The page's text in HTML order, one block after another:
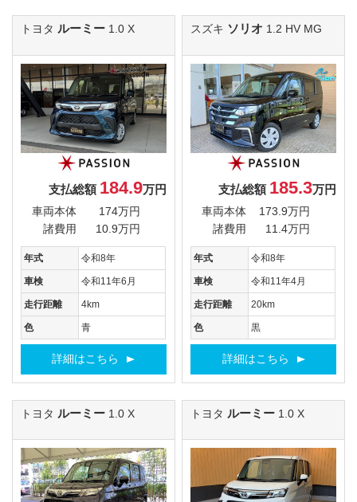
トヨタ ルーミー 1.0 X
支払総額 184.9万円
車両本体
174万円
諸費用
10.9万円
年式 令和8年
車検 令和11年6月
走行距離 4km
色 青
詳細はこちら
スズキ ソリオ 1.2 HV MG
支払総額 185.3万円
車両本体
173.9万円
諸費用
11.4万円
年式 令和8年
車検 令和11年4月
走行距離 20km
色 黒
詳細はこちら
トヨタ ルーミー 1.0 X トヨタ ルーミー 1.0 X